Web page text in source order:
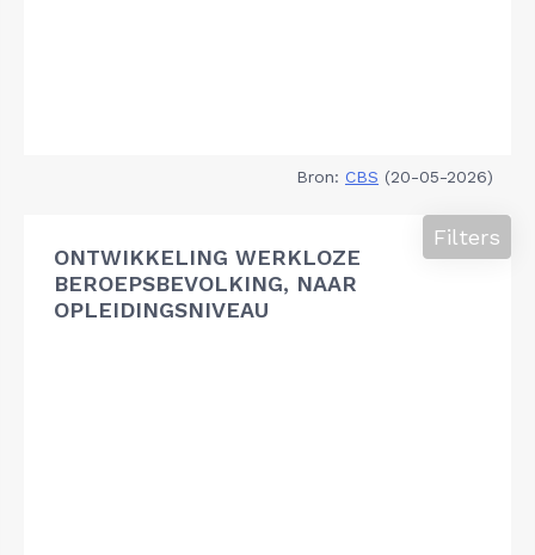
Bron: CBS (20-05-2026)
ONTWIKKELING WERKLOZE
BEROEPSBEVOLKING, NAAR
OPLEIDINGSNIVEAU
Filters